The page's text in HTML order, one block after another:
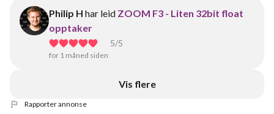
Philip H har leid ZOOM F3 - Liten 32bit float
opptaker
5/5
for 1 måned siden
Vis flere
Rapporter annonse